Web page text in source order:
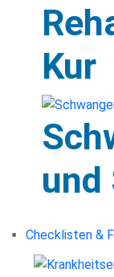
Kur
und
Checklisten &